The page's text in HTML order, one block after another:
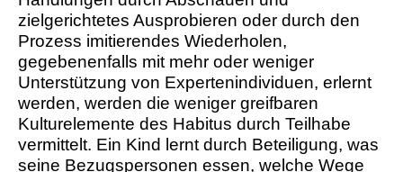
zielgerichtetes Ausprobieren oder durch den
Prozess imitierendes Wiederholen,
gegebenenfalls mit mehr oder weniger
Unterstützung von Expertenindividuen, erlernt
werden, werden die weniger greifbaren
Kulturelemente des Habitus durch Teilhabe
vermittelt. Ein Kind lernt durch Beteiligung, was
seine Bezugspersonen essen, welche Wege